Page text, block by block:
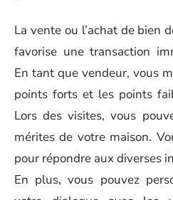
La vente ou l’achat de bien
favorise une transaction
En tant que vendeur, vous
points forts et les points
Lors des visites, vous
mérites de votre maison.
pour répondre aux diverses
En plus, vous pouvez